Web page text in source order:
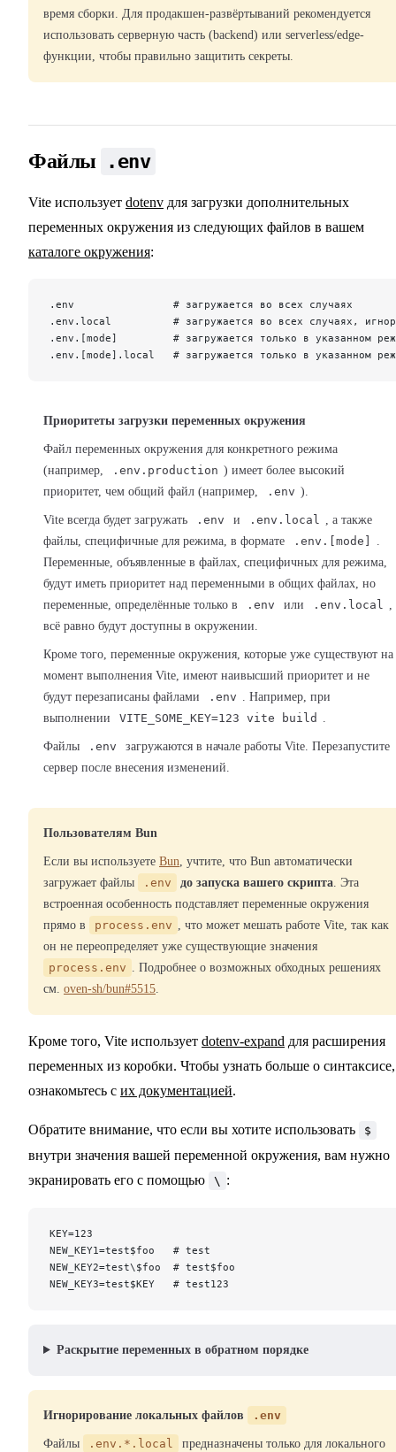
время сборки. Для продакшен-развёртываний рекомендуется
использовать серверную часть (backend) или serverless/edge-
функции, чтобы правильно защитить секреты.
Файлы .env
Vite использует dotenv для загрузки дополнительных
переменных окружения из следующих файлов в вашем
каталоге окружения:
.env                # загружается во всех случаях
.env.local          # загружается во всех случаях,
.env.[mode]         # загружается только в указанном
.env.[mode].local   # загружается только в указанном
Приоритеты загрузки переменных окружения
Файл переменных окружения для конкретного режима
(например,
.env.production ) имеет более высокий
приоритет, чем общий файл (например,
.env ).
Vite всегда будет загружать .env и .env.local , а также
файлы, специфичные для режима, в формате
.env.[mode]
.
Переменные, объявленные в файлах, специфичных для режима,
будут иметь приоритет над переменными в общих файлах, но
переменные, определённые только в
.env или .env.local ,
всё равно будут доступны в окружении.
Кроме того, переменные окружения, которые уже существуют на
момент выполнения Vite, имеют наивысший приоритет и не
будут перезаписаны файлами
.env . Например, при
выполнении
VITE_SOME_KEY=123 vite build .
Файлы .env
загружаются в начале работы Vite. Перезапустите
сервер после внесения изменений.
Пользователям Bun
Если вы используете Bun, учтите, что Bun автоматически
загружает файлы
.env до запуска вашего скрипта. Эта
встроенная особенность подставляет переменные окружения
прямо в
process.env , что может мешать работе Vite, так как
он не переопределяет уже существующие значения
process.env . Подробнее о возможных обходных решениях
см. oven-sh/bun#5515.
Кроме того, Vite использует dotenv-expand для расширения
переменных из коробки. Чтобы узнать больше о синтаксисе,
ознакомьтесь с их документацией.
Обратите внимание, что если вы хотите использовать $
внутри значения вашей переменной окружения, вам нужно
экранировать его с помощью
\ :
KEY=123
NEW_KEY1=test$foo   # test
NEW_KEY2=test\$foo  # test$foo
NEW_KEY3=test$KEY   # test123
Раскрытие переменных в обратном порядке
Игнорирование локальных файлов .env
Файлы .env.*.local
предназначены только для локального